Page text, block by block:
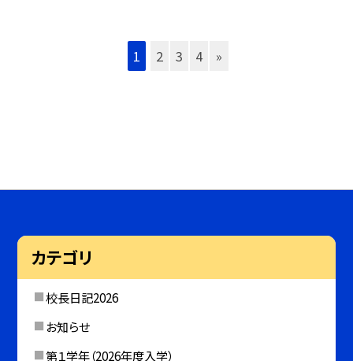
1 2 3 4 »
カテゴリ
校長日記2026
お知らせ
第１学年（2026年度入学）